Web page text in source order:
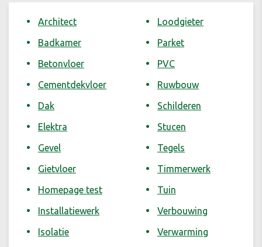
Architect
Badkamer
Betonvloer
Cementdekvloer
Dak
Elektra
Gevel
Gietvloer
Homepage test
Installatiewerk
Isolatie
Loodgieter
Parket
PVC
Ruwbouw
Schilderen
Stucen
Tegels
Timmerwerk
Tuin
Verbouwing
Verwarming